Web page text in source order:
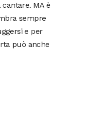
MA è
sempre
e per
può anche